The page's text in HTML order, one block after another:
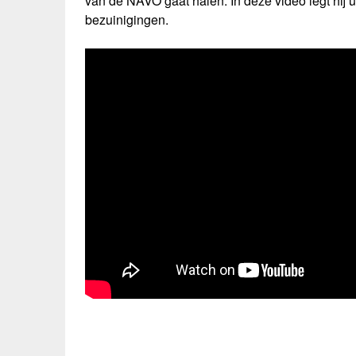
bezuinigingen.